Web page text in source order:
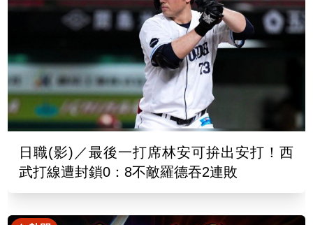
日職(影)／最後一打席林安可拚出安打！西
武打線遭封鎖0：8不敵羅德吞2連敗